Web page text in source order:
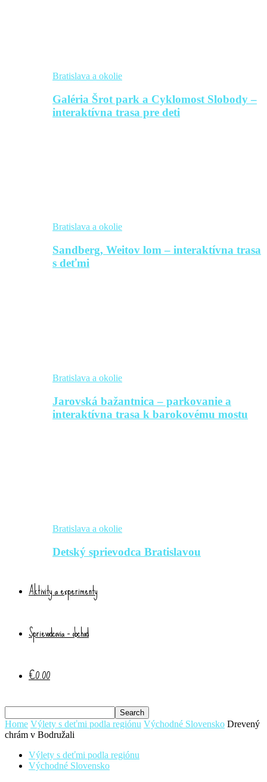
Bratislava a okolie
Galéria Šrot park a Cyklomost Slobody –
interaktívna trasa pre deti
Bratislava a okolie
Sandberg, Weitov lom – interaktívna trasa
s deťmi
Bratislava a okolie
Jarovská bažantnica – parkovanie a
interaktívna trasa k barokovému mostu
Bratislava a okolie
Detský sprievodca Bratislavou
Aktivity a experimenty
Sprievodcovia – obchod
€0.00
Home Výlety s deťmi podla regiónu Východné Slovensko Drevený
chrám v Bodružali
Výlety s deťmi podla regiónu
Východné Slovensko